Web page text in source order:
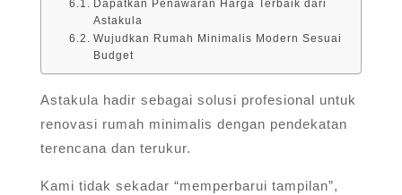
Dapatkan Penawaran Harga Terbaik dari
Astakula
Wujudkan Rumah Minimalis Modern Sesuai
Budget
Astakula hadir sebagai solusi profesional untuk
renovasi rumah minimalis dengan pendekatan
terencana dan terukur.
Kami tidak sekadar “memperbarui tampilan”,